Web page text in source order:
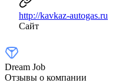
http://kavkaz-autogas.ru
Сайт
Dream Job
Отзывы о компании